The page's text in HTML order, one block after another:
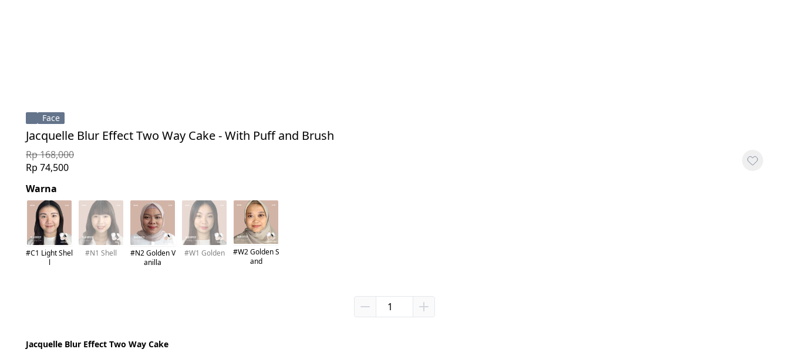
Face
Jacquelle Blur Effect Two Way Cake - With Puff and Brush
Rp 168,000
Rp 74,500
Warna
#C1 Light Shel
l
#N1 Shell
#N2 Golden V
anilla
#W1 Golden
#W2 Golden S
and
Jacquelle Blur Effect Two Way Cake